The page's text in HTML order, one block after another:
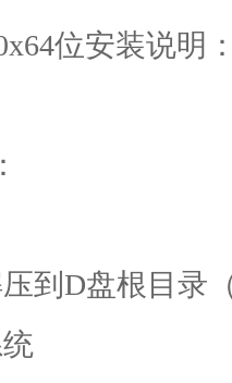
位安装说明
到D盘根目录